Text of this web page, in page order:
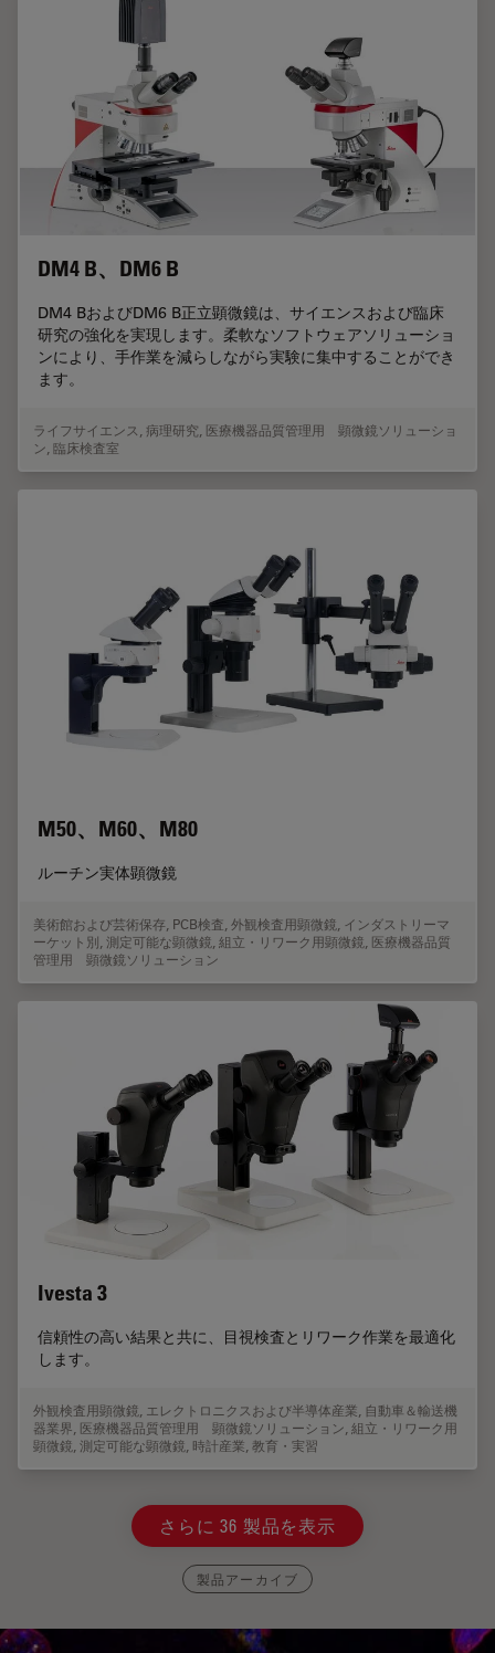
DM4 B、DM6 B
DM4 BおよびDM6 B正立顕微鏡は、サイエンスおよび臨床
研究の強化を実現します。柔軟なソフトウェアソリューショ
ンにより、手作業を減らしながら実験に集中することができ
ます。
ライフサイエンス 病理研究 医療機器品質管理用 顕微鏡ソリューショ
ン 臨床検査室
M50、M60、M80
ルーチン実体顕微鏡
美術館および芸術保存 PCB検査 外観検査用顕微鏡 インダストリーマ
ーケット別 測定可能な顕微鏡 組立・リワーク用顕微鏡 医療機器品質
管理用 顕微鏡ソリューション
Ivesta 3
信頼性の高い結果と共に、目視検査とリワーク作業を最適化
します。
外観検査用顕微鏡 エレクトロニクスおよび半導体産業 自動車＆輸送機
器業界 医療機器品質管理用 顕微鏡ソリューション 組立・リワーク用
顕微鏡 測定可能な顕微鏡 時計産業 教育・実習
さらに 36 製品を表示
製品アーカイブ